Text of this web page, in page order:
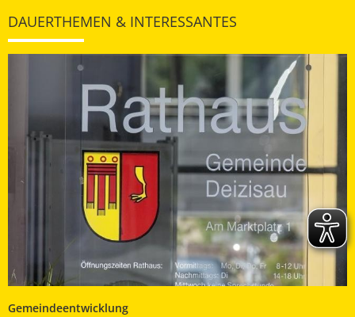
DAUERTHEMEN & INTERESSANTES
Gemeindeentwicklung